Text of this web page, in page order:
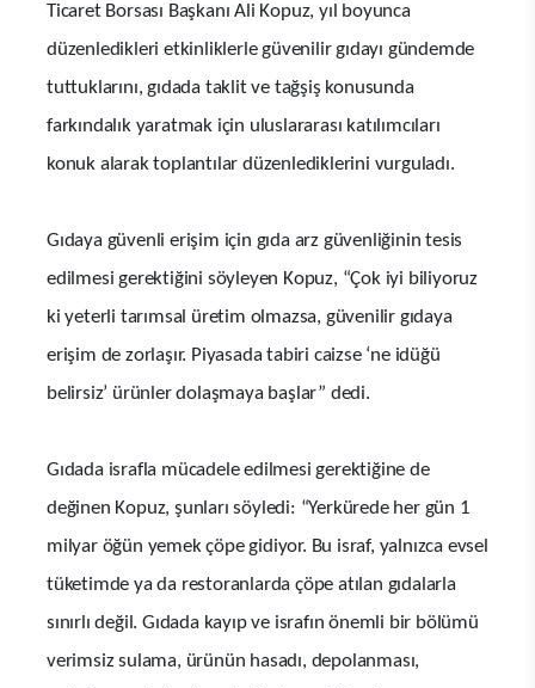
Ticaret Borsası Başkanı Ali Kopuz, yıl boyunca
düzenledikleri etkinliklerle güvenilir gıdayı gündemde
tuttuklarını, gıdada taklit ve tağşiş konusunda
farkındalık yaratmak için uluslararası katılımcıları
konuk alarak toplantılar düzenlediklerini vurguladı.
Gıdaya güvenli erişim için gıda arz güvenliğinin tesis
edilmesi gerektiğini söyleyen Kopuz, “Çok iyi biliyoruz
ki yeterli tarımsal üretim olmazsa, güvenilir gıdaya
erişim de zorlaşır. Piyasada tabiri caizse ‘ne idüğü
belirsiz’ ürünler dolaşmaya başlar” dedi.
Gıdada israfla mücadele edilmesi gerektiğine de
değinen Kopuz, şunları söyledi: “Yerkürede her gün 1
milyar öğün yemek çöpe gidiyor. Bu israf, yalnızca evsel
tüketimde ya da restoranlarda çöpe atılan gıdalarla
sınırlı değil. Gıdada kayıp ve israfın önemli bir bölümü
verimsiz sulama, ürünün hasadı, depolanması,